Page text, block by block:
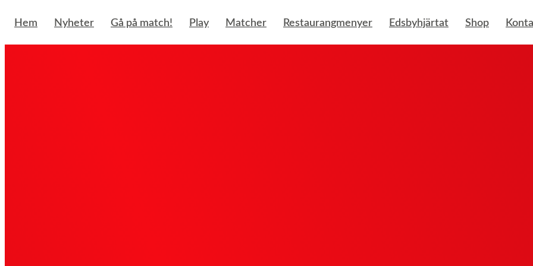
Hem Nyheter Gå på match! Play Matcher Restaurangmenyer Edsbyhjärtat Shop